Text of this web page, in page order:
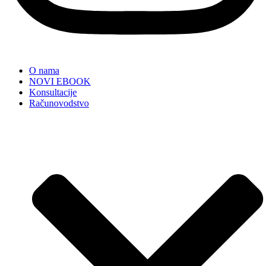
O nama
NOVI EBOOK
Konsultacije
Računovodstvo